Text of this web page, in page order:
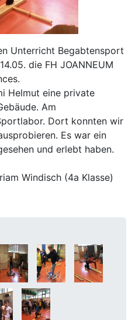
Unterricht Begabtensport
die FH JOANNEUM
Helmut eine private
Am
Dort konnten wir
Es war ein
und erlebt haben.
Windisch (4a Klasse)